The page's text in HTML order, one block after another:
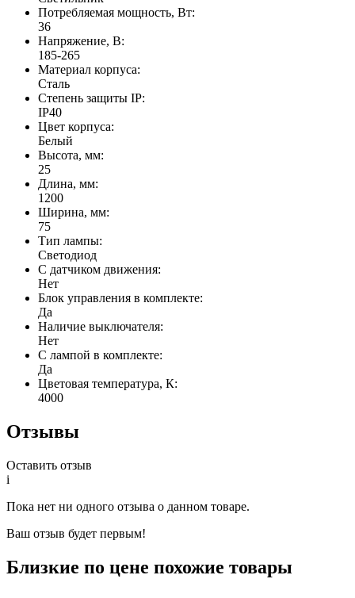
Потребляемая мощность, Вт:
36
Напряжение, В:
185-265
Материал корпуса:
Сталь
Степень защиты IP:
IP40
Цвет корпуса:
Белый
Высота, мм:
25
Длина, мм:
1200
Ширина, мм:
75
Тип лампы:
Светодиод
С датчиком движения:
Нет
Блок управления в комплекте:
Да
Наличие выключателя:
Нет
С лампой в комплекте:
Да
Цветовая температура, К:
4000
Отзывы
Оставить отзыв
i
Пока нет ни одного отзыва о данном товаре.
Ваш отзыв будет первым!
Близкие по цене похожие товары